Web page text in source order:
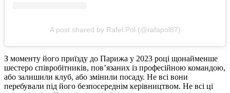
A post shared by Rafel Pol (@rafapol87)
З моменту його приїзду до Парижа у 2023 році щонайменше
шестеро співробітників, пов’язаних із професійною командою,
або залишили клуб, або змінили посаду. Не всі вони
перебували під його безпосереднім керівництвом. Не всі ці